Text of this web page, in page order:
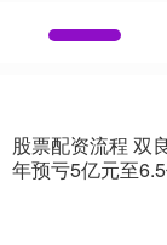
股票配资流程 双
年预亏5亿元至